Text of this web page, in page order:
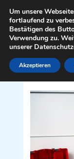
Inhalt
springen
Sanitär
Um unsere
fortlaufend zu
Bestätigen des
Verwendung zu.
unserer
Akzeptieren